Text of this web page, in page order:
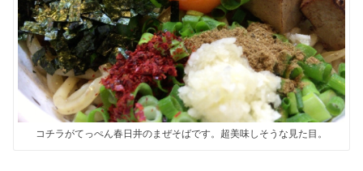
コチラがてっぺん春日井のまぜそばです。超美味しそうな見た目。